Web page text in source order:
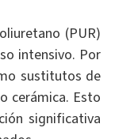
(PUR)
intensivo. Por
sustitutos de
cerámica. Esto
significativa